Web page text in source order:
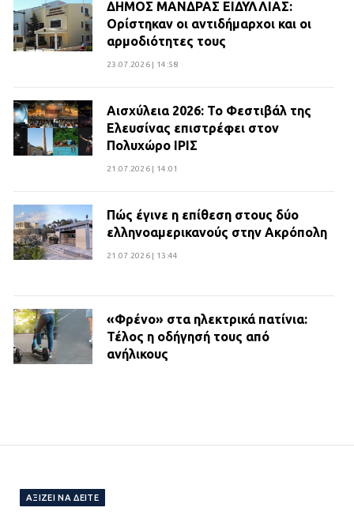
ΔΗΜΟΣ ΜΑΝΔΡΑΣ ΕΙΔΥΛΛΙΑΣ:
Ορίστηκαν οι αντιδήμαρχοι και οι
αρμοδιότητες τους
23.07.2026 | 14:58
Αισχύλεια 2026: Το Φεστιβάλ της
Ελευσίνας επιστρέφει στον
Πολυχώρο ΙΡΙΣ
21.07.2026 | 14:01
Πώς έγινε η επίθεση στους δύο
ελληνοαμερικανούς στην Ακρόπολη
21.07.2026 | 13:44
«Φρένο» στα ηλεκτρικά πατίνια:
Τέλος η οδήγησή τους από
ανήλικους
ΑΞΊΖΕΙ ΝΑ ΔΕΊΤΕ